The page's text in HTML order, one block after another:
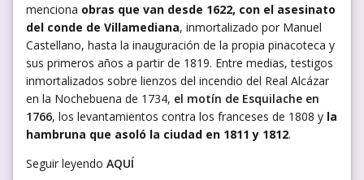
menciona obras que van desde 1622, con el asesinato
del conde de Villamediana, inmortalizado por Manuel
Castellano, hasta la inauguración de la propia pinacoteca y
sus primeros años a partir de 1819. Entre medias, testigos
inmortalizados sobre lienzos del incendio del Real Alcázar
en la Nochebuena de 1734, el motín de Esquilache en
1766, los levantamientos contra los franceses de 1808 y la
hambruna que asoló la ciudad en 1811 y 1812.
Seguir leyendo AQUÍ